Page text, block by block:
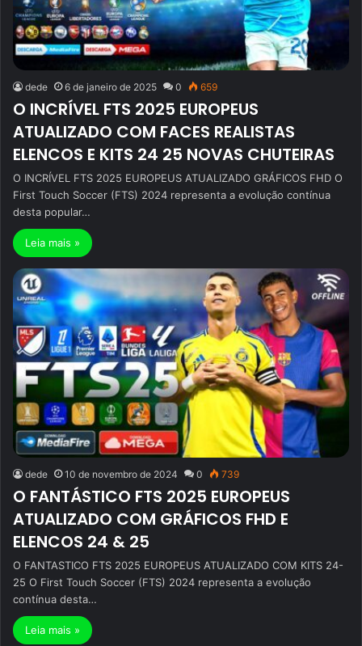
dede 6 de janeiro de 2025 0 659
O INCRÍVEL FTS 2025 EUROPEUS
ATUALIZADO COM FACES REALISTAS
ELENCOS E KITS 24 25 NOVAS CHUTEIRAS
O INCRÍVEL FTS 2025 EUROPEUS ATUALIZADO GRÁFICOS FHD O
First Touch Soccer (FTS) 2024 representa a evolução contínua
desta popular…
Leia mais »
dede 10 de novembro de 2024 0 739
O FANTÁSTICO FTS 2025 EUROPEUS
ATUALIZADO COM GRÁFICOS FHD E
ELENCOS 24 & 25
O FANTASTICO FTS 2025 EUROPEUS ATUALIZADO COM KITS 24-
25 O First Touch Soccer (FTS) 2024 representa a evolução
contínua desta…
Leia mais »